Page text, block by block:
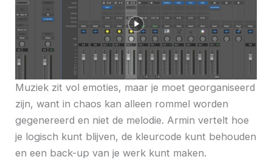
Muziek zit vol emoties, maar je moet georganiseerd
zijn, want in chaos kan alleen rommel worden
gegenereerd en niet de melodie. Armin vertelt hoe
je logisch kunt blijven, de kleurcode kunt behouden
en een back-up van je werk kunt maken.